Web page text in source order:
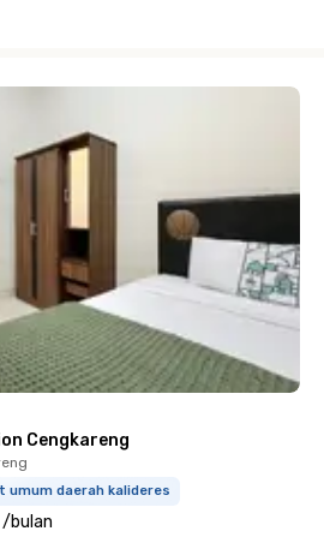
Cengkareng
umum daerah kalideres
/bulan